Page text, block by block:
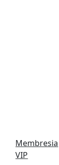
Membresia
VIP